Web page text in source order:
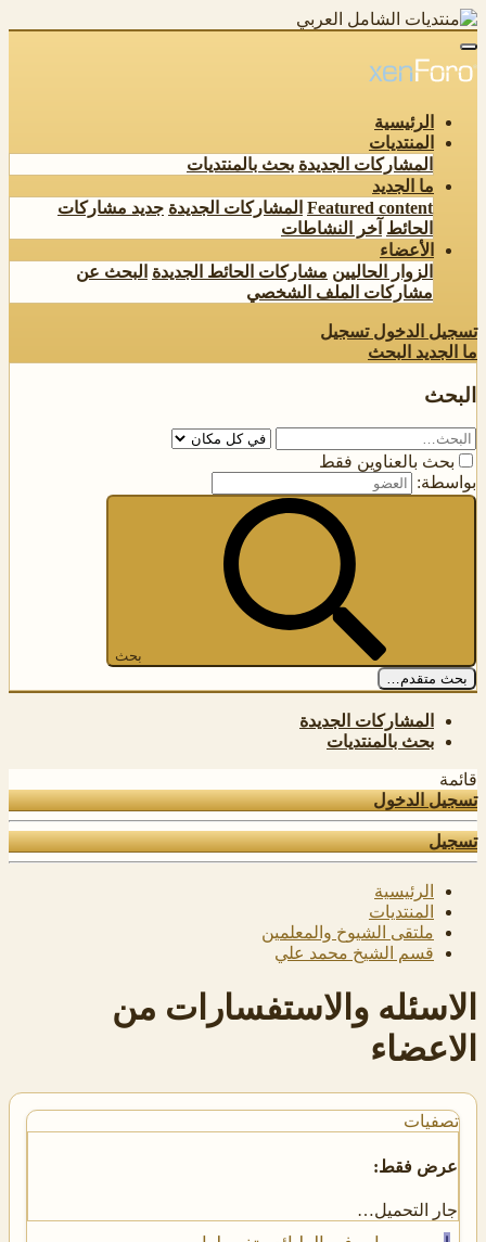
الرئيسية
المنتديات
المشاركات الجديدة بحث بالمنتديات
ما الجديد
Featured content المشاركات الجديدة جديد مشاركات
الحائط آخر النشاطات
الأعضاء
الزوار الحاليين مشاركات الحائط الجديدة البحث عن
مشاركات الملف الشخصي
تسجيل الدخول تسجيل
ما الجديد البحث
البحث
بحث بالعناوين فقط
بواسطة:
بحث
بحث متقدم…
المشاركات الجديدة
بحث بالمنتديات
قائمة
تسجيل الدخول
تسجيل
الرئيسية
المنتديات
ملتقى الشيوخ والمعلمين
قسم الشيخ محمد علي
الاسئله والاستفسارات من
الاعضاء
تصفيات
عرض فقط:
جار التحميل…